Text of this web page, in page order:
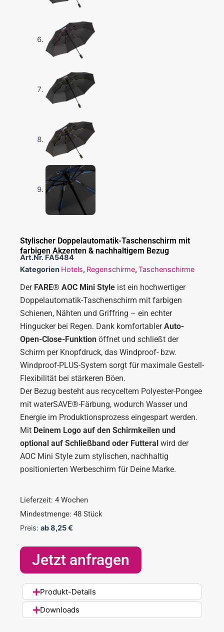
Stylischer Doppelautomatik-Taschenschirm mit
farbigen Akzenten & nachhaltigem Bezug
Art.Nr. FA5484
Kategorien Hotels, Regenschirme, Taschenschirme
Der FARE® AOC Mini Style ist ein hochwertiger
Doppelautomatik-Taschenschirm mit farbigen
Schienen, Nähten und Griffring – ein echter
Hingucker bei Regen. Dank komfortablerAuto-
Open-Close-Funktion öffnet und schließt der
Schirm per Knopfdruck, das Windproof- bzw.
Windproof-PLUS-System sorgt für maximale Gestell-
Flexibilität bei stärkeren Böen.
Der Bezug besteht aus recyceltem Polyester-Pongee
mit waterSAVE®-Färbung, wodurch Wasser und
Energie im Produktionsprozess eingespart werden.
Mit Deinem Logo auf den Schirmkeilen und
optional auf Schließband oder Futteral wird der
AOC Mini Style zum stylischen, nachhaltig
positionierten Werbeschirm für Deine Marke.
Lieferzeit: 4 Wochen
Mindestmenge: 48 Stück
Preis: ab8,25€
Jetzt anfragen
Produkt-Details
Downloads